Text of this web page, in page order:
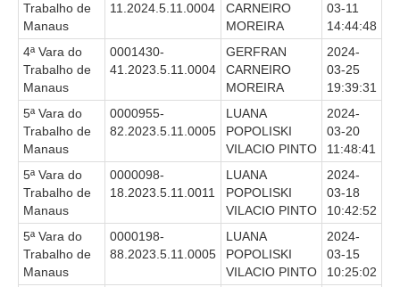
Trabalho de
Manaus
11.2024.5.11.0004
CARNEIRO
MOREIRA
03-11
14:44:48
4ª Vara do
Trabalho de
Manaus
0001430-
41.2023.5.11.0004
GERFRAN
CARNEIRO
MOREIRA
2024-
03-25
19:39:31
5ª Vara do
Trabalho de
Manaus
0000955-
82.2023.5.11.0005
LUANA
POPOLISKI
VILACIO PINTO
2024-
03-20
11:48:41
5ª Vara do
Trabalho de
Manaus
0000098-
18.2023.5.11.0011
LUANA
POPOLISKI
VILACIO PINTO
2024-
03-18
10:42:52
5ª Vara do
Trabalho de
Manaus
0000198-
88.2023.5.11.0005
LUANA
POPOLISKI
VILACIO PINTO
2024-
03-15
10:25:02